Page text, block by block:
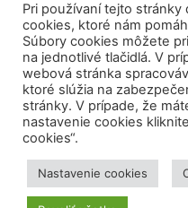
Mediálni partneri
Pri používaní tejto stránky
cookies, ktoré nám
Súbory cookies môžete
na jednotlivé tlačidlá. V
webová stránka
ktoré slúžia na
stránky. V prípade, že
nastavenie cookies
cookies“.
Nastavenie cookies